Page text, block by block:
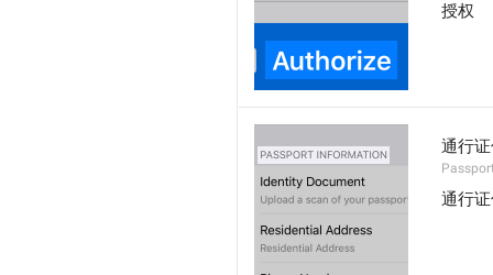
授权
通行
通行